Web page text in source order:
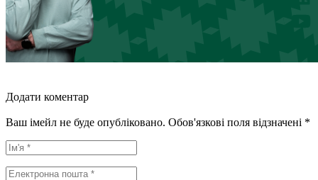
Додати коментар
Ваш імейл не буде опубліковано. Обов'язкові поля відзначені *